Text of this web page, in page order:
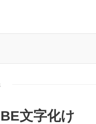
文字化け